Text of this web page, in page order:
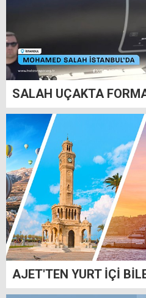
SALAH UÇAKTA
AJET'TEN YURT İÇİ